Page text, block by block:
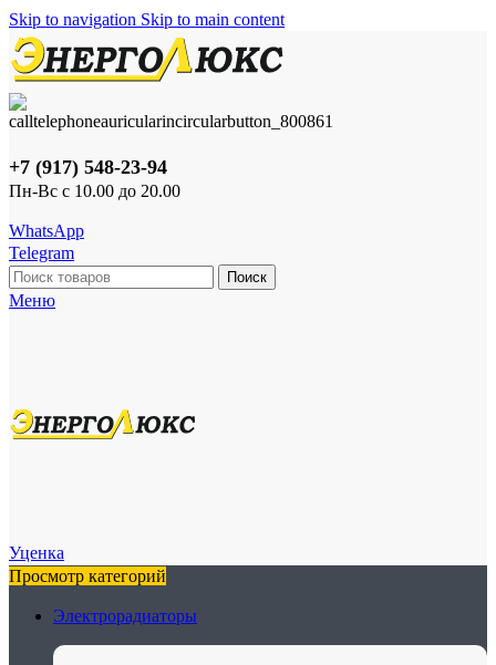
Skip to navigation Skip to main content
+7 (917) 548-23-94
Пн-Вс с 10.00 до 20.00
WhatsApp
Telegram
Поиск
Меню
Уценка
Просмотр категорий
Электрорадиаторы